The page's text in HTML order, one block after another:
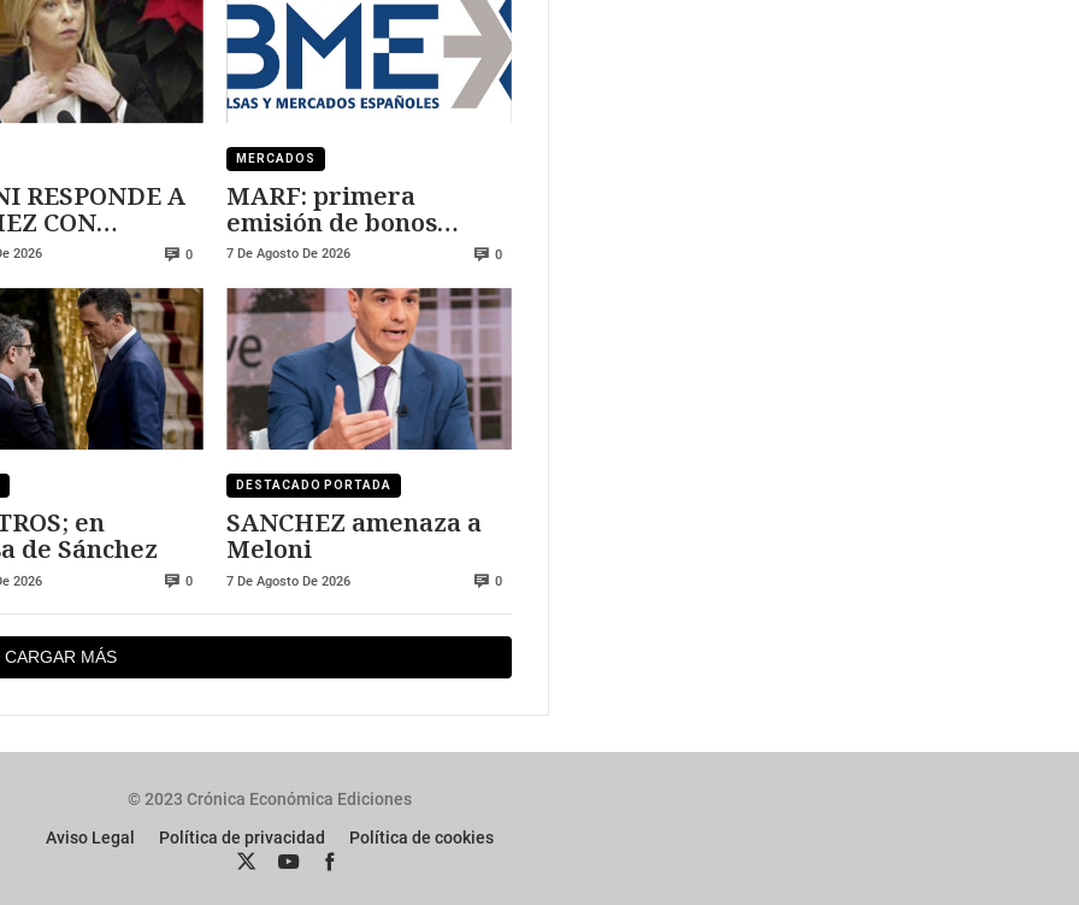
RESPONDE A
2026 0
MERCADOS
MARF: primera
emisión de bonos
convertibles
7 De Agosto De 2026 0
en
de Sánchez
2026 0
DESTACADO PORTADA
SANCHEZ amenaza a
Meloni
7 De Agosto De 2026 0
CARGAR MÁS
© 2023 Crónica Económica Ediciones
Aviso Legal
Política de privacidad Política de cookies